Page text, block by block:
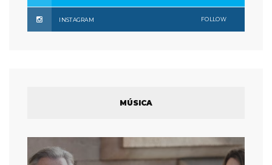
INSTAGRAM FOLLOW
MÚSICA